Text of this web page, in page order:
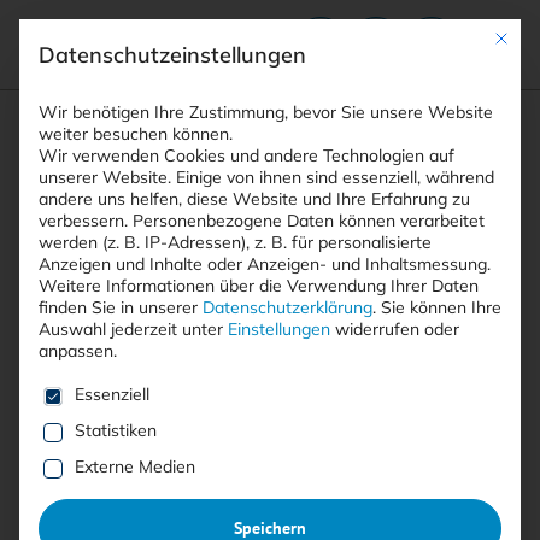
Suchfeld
Suchen
Breadcrumb-Navigation
STARTSEITE ARTIKEL ROOT-ZUGRIFF AUF FIREWALLS: …
Free
Root-Zugriff auf Firewalls:
PAN-OS-Lücke wird aktiv
ausgenutzt:
Mit
Datenschutzeinstellungen
Wir benötigen Ihre Zustimmung, bevor Sie unsere Website
weiter besuchen können.
Wir verwenden Cookies und andere Technologien auf
unserer Website. Einige von ihnen sind essenziell, während
andere uns helfen, diese Website und Ihre Erfahrung zu
verbessern. Personenbezogene Daten können verarbeitet
werden (z. B. IP-Adressen), z. B. für personalisierte
Anzeigen und Inhalte oder Anzeigen- und Inhaltsmessung.
Weitere Informationen über die Verwendung Ihrer Daten
finden Sie in unserer Datenschutzerklärung. Sie können Ihre
Auswahl jederzeit unter Einstellungen widerrufen oder
anpassen.
Es folgt eine Liste der Service-Gruppen, für die eine
Essenziell
Statistiken
Externe Medien
Speichern